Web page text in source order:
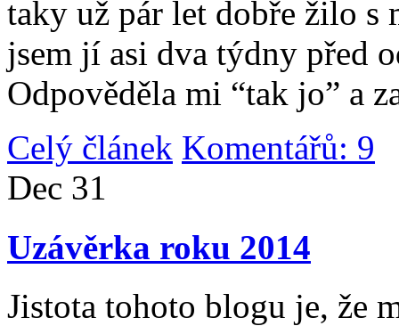
taky už pár let dobře žilo
jsem jí asi dva týdny před
Odpověděla mi “tak jo” a
Celý článek Komentářů: 9
Dec 31
Uzávěrka roku 2014
Jistota tohoto blogu je, že